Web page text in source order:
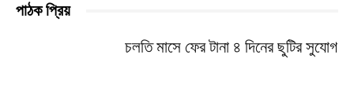
পাঠক প্রিয়
চলতি মাসে ফের টানা ৪ দিনের ছুটির সুযোগ